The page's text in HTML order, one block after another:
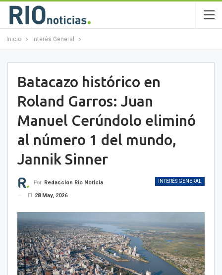
Inicio Interés General
Batacazo histórico en
Roland Garros: Juan
Manuel Cerúndolo eliminó
al número 1 del mundo,
Jannik Sinner
INTERÉS GENERAL
Por Redaccion Rio Noticias OK
El
28 May, 2026